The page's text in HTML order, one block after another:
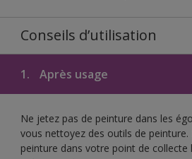
Conseils d’utilisation
1. Après usage
Ne jetez pas de peinture dans les
vous nettoyez des outils de peinture.
peinture dans votre point de collecte